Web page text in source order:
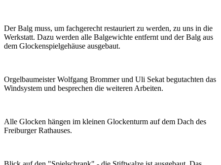
Der Balg muss, um fachgerecht restauriert zu werden, zu uns in die
Werkstatt. Dazu werden alle Balgewichte entfernt und der Balg aus
dem Glockenspielgehäuse ausgebaut.
Orgelbaumeister Wolfgang Brommer und Uli Sekat begutachten das
Windsystem und besprechen die weiteren Arbeiten.
Alle Glocken hängen im kleinen Glockenturm auf dem Dach des
Freiburger Rathauses.